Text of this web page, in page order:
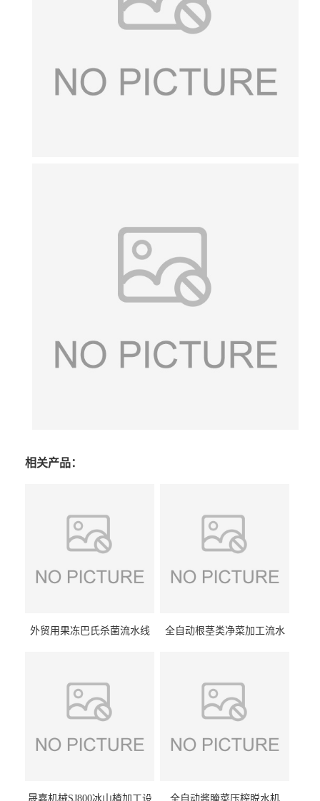
相关产品：
外贸用果冻巴氏杀菌流水线
全自动根茎类净菜加工流水
晟嘉机械SJ800冰山楂加工设 全自动酱腌菜压榨脱水机